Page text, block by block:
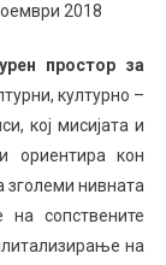
2018
простор за
културно –
кој мисијата и
ориентира кон
зголеми нивната
сопствените
на